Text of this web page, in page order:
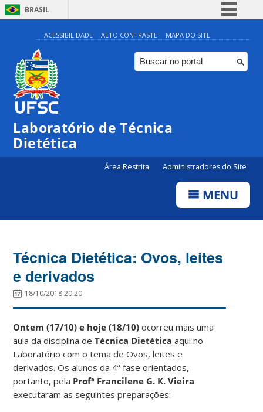
BRASIL
Simplifique!
Comunica BR
Participe
ACESSIBILIDADE ALTO CONTRASTE MAPA DO SITE
Laboratório de Técnica
Dietética
Área Restrita Administradores do Site
MENU
Técnica Dietética: Ovos, leites
e derivados
18/10/2018 20:20
Ontem (17/10) e hoje (18/10) ocorreu mais uma
aula da disciplina deTécnica Dietética aqui no
Laboratório com o tema de Ovos, leites e
derivados. Os alunos da 4ª fase orientados,
portanto, pela Profª Francilene G. K. Vieira
executaram as seguintes preparações: